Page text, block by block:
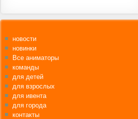
новости
новинки
Все аниматоры
команды
для детей
для взрослых
для ивента
для города
контакты